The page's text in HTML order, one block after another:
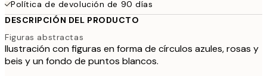
Política de devolución de 90 días
DESCRIPCIÓN DEL PRODUCTO
Figuras abstractas
Ilustración con figuras en forma de círculos azules, rosas y
beis y un fondo de puntos blancos.